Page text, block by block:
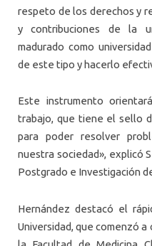
respeto de los derechos y
y contribuciones de la
madurado como
de este tipo y hacerlo
Este instrumento
trabajo, que tiene el sello
para poder resolver
nuestra sociedad», explicó
Postgrado e Investigación
Hernández destacó el
Universidad, que comenzó